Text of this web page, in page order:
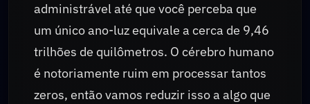
administrável até que você perceba que
um único ano-luz equivale a cerca de 9,46
trilhões de quilômetros. O cérebro humano
é notoriamente ruim em processar tantos
zeros, então vamos reduzir isso a algo que